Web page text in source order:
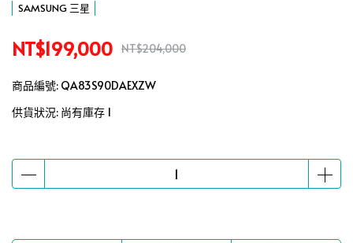
SAMSUNG 三星
NT$199,000 NT$204,000
商品編號: QA83S90DAEXZW
供貨狀況: 尚有庫存 1